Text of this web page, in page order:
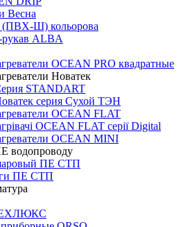
Весна
(ПВХ-Ш) кольорова
ALBA
OCEAN PRO квадратные
Новатек
STANDART
серия Сухой ТЭН
OCEAN FLAT
OCEAN FLAT серії Digital
OCEAN MINI
водопроводу
ПЕ СТП
ПЕ СТП